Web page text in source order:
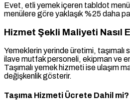
Evet, etli yemek içeren tabldot
menülere göre yaklaşık %25 daha
Hizmet Şekli Maliyeti Nasıl
Yemeklerin yerinde üretimi, taşımalı
ilave mutfak personeli, ekipman ve
Taşımalı yemek hizmeti ise ulaşım
değişkenlik gösterir.
Taşıma Hizmeti Ücrete Dahil mi?